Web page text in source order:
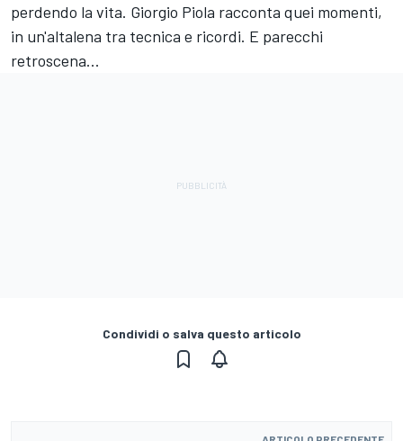
perdendo la vita. Giorgio Piola racconta quei momenti,
in un'altalena tra tecnica e ricordi. E parecchi
retroscena...
Condividi o salva questo articolo